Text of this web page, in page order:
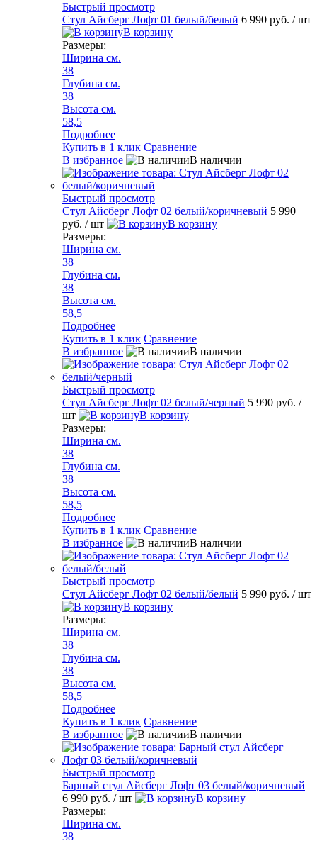
Быстрый просмотр
Стул Айсберг Лофт 01 белый/белый 6 990 руб. / шт
В корзину
Размеры:
Ширина см.
38
Глубина см.
38
Высота см.
58,5
Подробнее
Купить в 1 клик Сравнение
В избранное
В наличии
Быстрый просмотр
Стул Айсберг Лофт 02 белый/коричневый 5 990
руб. / шт
В корзину
Размеры:
Ширина см.
38
Глубина см.
38
Высота см.
58,5
Подробнее
Купить в 1 клик Сравнение
В избранное
В наличии
Быстрый просмотр
Стул Айсберг Лофт 02 белый/черный 5 990 руб. /
шт
В корзину
Размеры:
Ширина см.
38
Глубина см.
38
Высота см.
58,5
Подробнее
Купить в 1 клик Сравнение
В избранное
В наличии
Быстрый просмотр
Стул Айсберг Лофт 02 белый/белый 5 990 руб. / шт
В корзину
Размеры:
Ширина см.
38
Глубина см.
38
Высота см.
58,5
Подробнее
Купить в 1 клик Сравнение
В избранное
В наличии
Быстрый просмотр
Барный стул Айсберг Лофт 03 белый/коричневый
6 990 руб. / шт
В корзину
Размеры:
Ширина см.
38